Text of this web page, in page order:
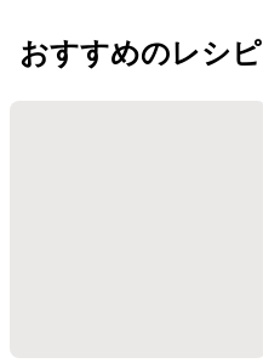
おすすめのレシピ